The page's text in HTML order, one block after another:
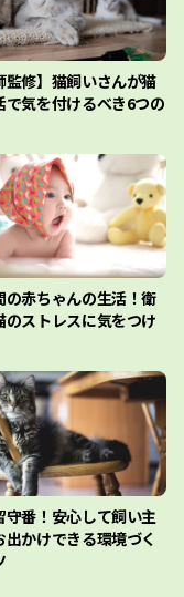
監修】猫飼いさんが猫
で気を付けるべき6つの
の赤ちゃんの生活！衛
のストレスに気をつけ
守番！安心して飼い主
出かけできる環境づく